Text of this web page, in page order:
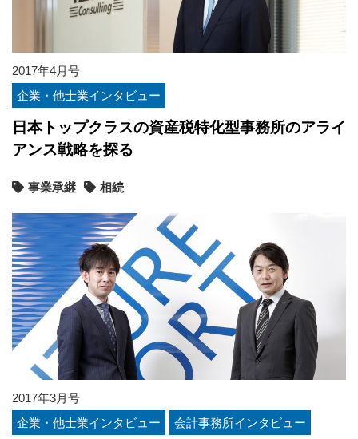
2017年4月号
企業・他士業インタビュー
日本トップクラスの資産税特化型事務所のアライ
アンス戦略を探る
事業承継 相続
2017年3月号
企業・他士業インタビュー
会計事務所インタビュー